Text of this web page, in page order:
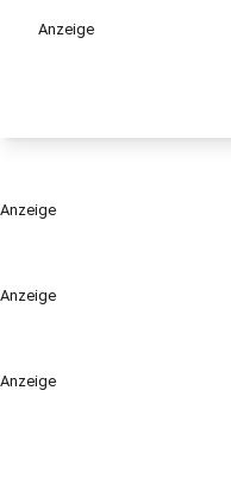
Anzeige
Anzeige
Anzeige
Anzeige